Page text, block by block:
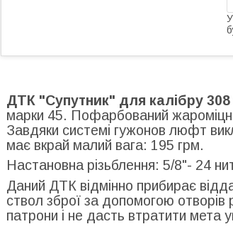
ДТК "Супутник" для калібру 308
марки 45. Пофарбований
Завдяки системі гужонов люфт
має вкрай малий вага: 195 грм.
Настановна різьблення: 5/8"- 24
Даний ДТК відмінно прибирає
ствол зброї за допомогою
патрони і не дасть втратити мета